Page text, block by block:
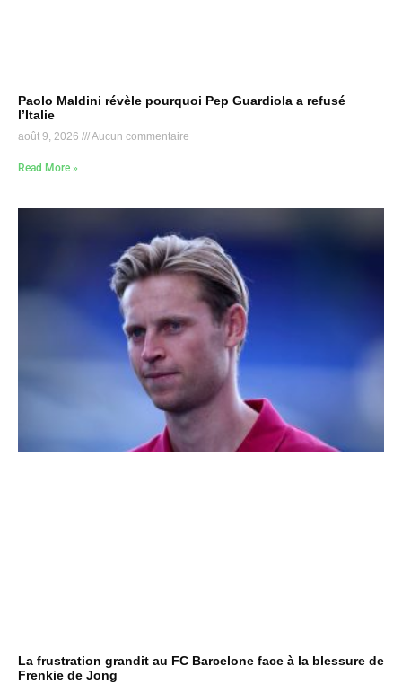
Paolo Maldini révèle pourquoi Pep Guardiola a refusé
l’Italie
août 9, 2026 Aucun commentaire
Read More »
La frustration grandit au FC Barcelone face à la blessure de
Frenkie de Jong